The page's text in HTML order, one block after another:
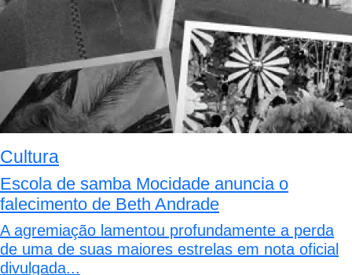
Cultura
Escola de samba Mocidade anuncia o
falecimento de Beth Andrade
A agremiação lamentou profundamente a perda
de uma de suas maiores estrelas em nota oficial
divulgada...